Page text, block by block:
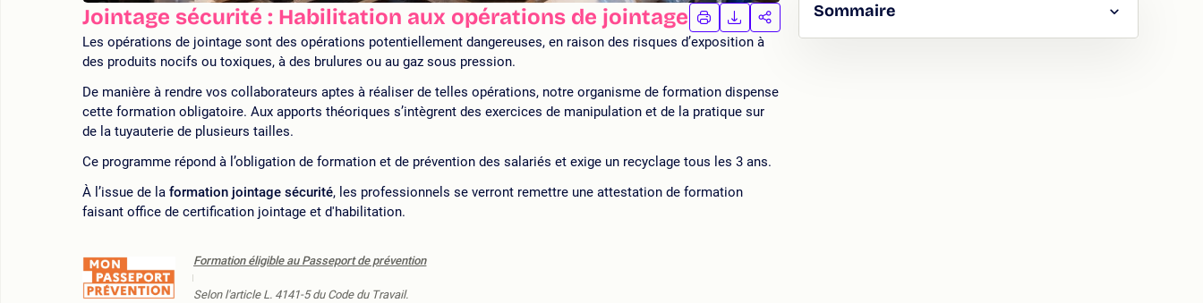
Jointage sécurité : Habilitation aux opérations de jointage
IMPRIMER
LA
FORMATION
TÉLÉCHARGER
LA
FORMATION
PARTAGER
LA
Les opérations de jointage sont des opérations potentiellement dangereuses, en raison des risques d’exposition à
des produits nocifs ou toxiques, à des brulures ou au gaz sous pression.
De manière à rendre vos collaborateurs aptes à réaliser de telles opérations, notre organisme de formation dispense
cette formation obligatoire. Aux apports théoriques s’intègrent des exercices de manipulation et de la pratique sur
de la tuyauterie de plusieurs tailles.
Ce programme répond à l’obligation de formation et de prévention des salariés et exige un recyclage tous les 3 ans.
À l’issue de la formation jointage sécurité, les professionnels se verront remettre une attestation de formation
faisant office de certification jointage et d'habilitation.
Formation éligible au Passeport de prévention
Selon l'article L. 4141-5 du Code du Travail.
Sommaire